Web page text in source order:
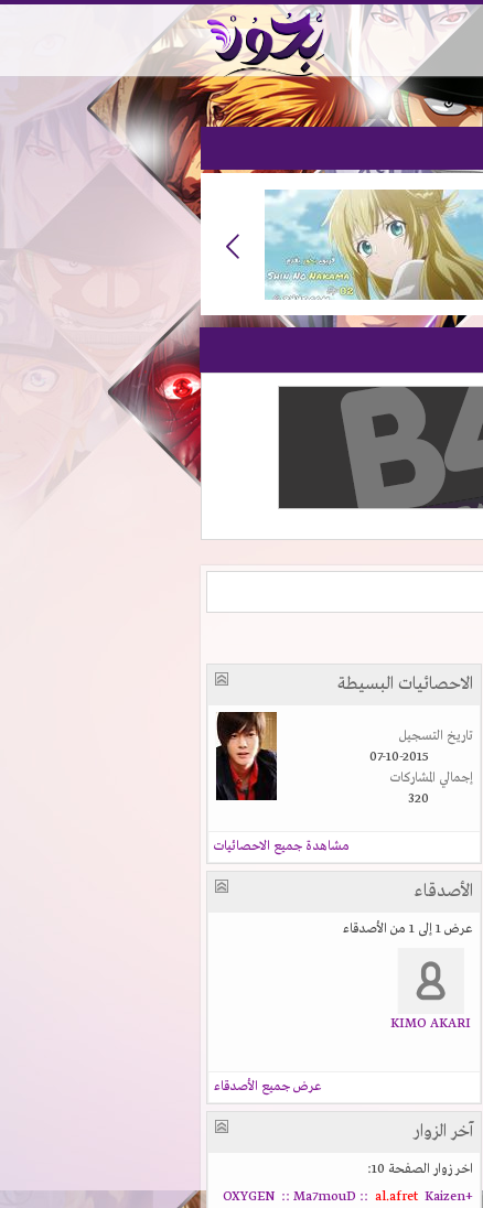
الاحصائيات البسيطة
تاريخ التسجيل
07-10-2015
إجمالي المشاركات
320
مشاهدة جميع الاحصائيات
الأصدقاء
عرض 1 إلى 1 من الأصدقاء
KIMO AKARI
عرض جميع الأصدقاء
آخر الزوار
اخر زوار الصفحة 10:
+OXYGEN
:: Ma7mouD :: al.afret Kaizen